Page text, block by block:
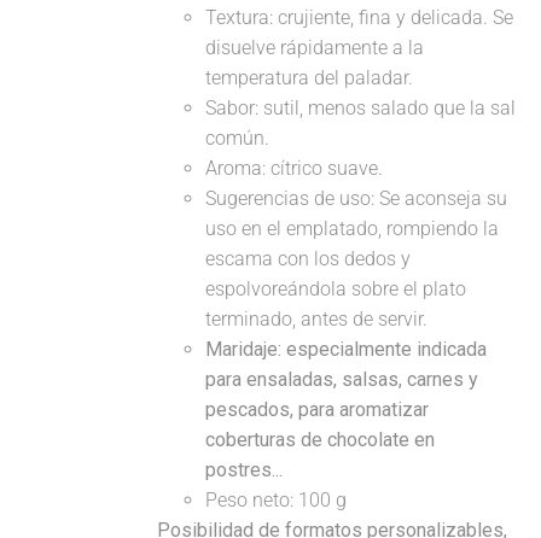
Textura: crujiente, fina y delicada. Se
disuelve rápidamente a la
temperatura del paladar.
Sabor: sutil, menos salado que la sal
común.
Aroma: cítrico suave.
Sugerencias de uso: Se aconseja su
uso en el emplatado, rompiendo la
escama con los dedos y
espolvoreándola sobre el plato
terminado, antes de servir.
Maridaje: especialmente indicada
para ensaladas, salsas, carnes y
pescados, para aromatizar
coberturas de chocolate en
postres...
Peso neto: 100 g
Posibilidad de formatos personalizables,